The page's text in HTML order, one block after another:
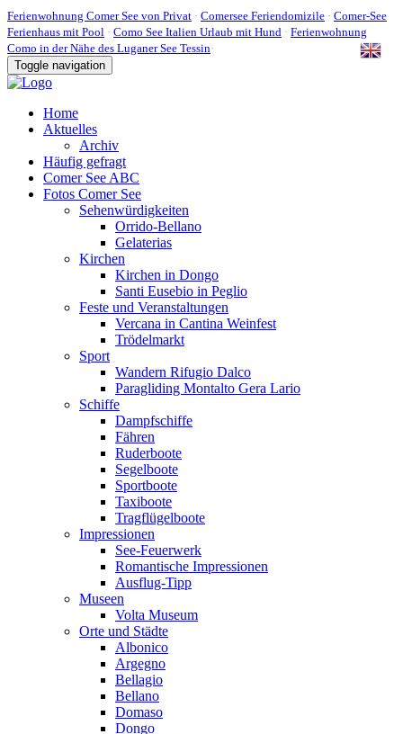
Ferienwohnung Comer See von Privat · Comersee Feriendomizile · Comer-See
Ferienhaus mit Pool · Como See Italien Urlaub mit Hund · Ferienwohnung
Como in der Nähe des Luganer See Tessin·
Toggle navigation
Home
Aktuelles
Archiv
Häufig gefragt
Comer See ABC
Fotos Comer See
Sehenwürdigkeiten
Orrido-Bellano
Gelaterias
Kirchen
Kirchen in Dongo
Santi Eusebio in Peglio
Feste und Veranstaltungen
Vercana in Cantina Weinfest
Trödelmarkt
Sport
Wandern Rifugio Dalco
Paragliding Montalto Gera Lario
Schiffe
Dampfschiffe
Fähren
Ruderboote
Segelboote
Sportboote
Taxiboote
Tragflügelboote
Impressionen
See-Feuerwerk
Romantische Impressionen
Ausflug-Tipp
Museen
Volta Museum
Orte und Städte
Albonico
Argegno
Bellagio
Bellano
Domaso
Dongo